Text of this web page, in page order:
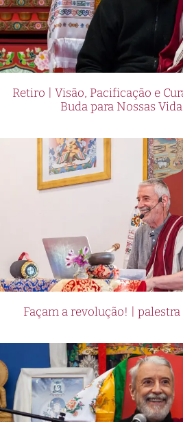
Retiro | Visão, Pacificação e
Buda para Nossas
Façam a revolução! |